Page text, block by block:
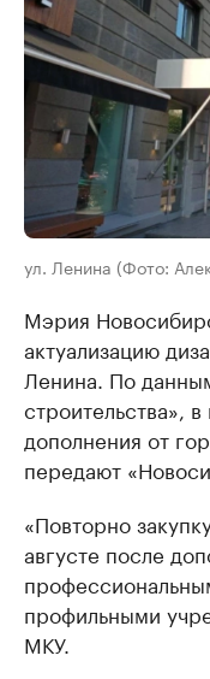
ул. Ленина (Фото:
Мэрия
актуализацию
Ленина. По
строительства»,
дополнения от
передают
«Повторно
августе после
профильными
МКУ.